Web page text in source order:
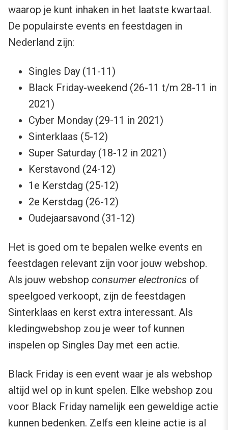
waarop je kunt inhaken in het laatste kwartaal.
De populairste events en feestdagen in
Nederland zijn:
Singles Day (11-11)
Black Friday-weekend (26-11 t/m 28-11 in
2021)
Cyber Monday (29-11 in 2021)
Sinterklaas (5-12)
Super Saturday (18-12 in 2021)
Kerstavond (24-12)
1e Kerstdag (25-12)
2e Kerstdag (26-12)
Oudejaarsavond (31-12)
Het is goed om te bepalen welke events en
feestdagen relevant zijn voor jouw webshop.
Als jouw webshop consumer electronics of
speelgoed verkoopt, zijn de feestdagen
Sinterklaas en kerst extra interessant. Als
kledingwebshop zou je weer tof kunnen
inspelen op Singles Day met een actie.
Black Friday is een event waar je als webshop
altijd wel op in kunt spelen. Elke webshop zou
voor Black Friday namelijk een geweldige actie
kunnen bedenken. Zelfs een kleine actie is al